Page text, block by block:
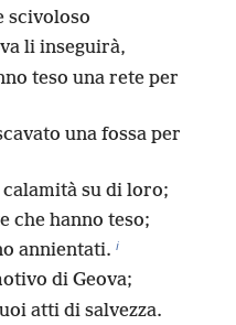
scivoloso
li inseguirà,
teso una rete per
una fossa per
su di loro;
che hanno teso;
annientati. i
di Geova;
atti di salvezza.